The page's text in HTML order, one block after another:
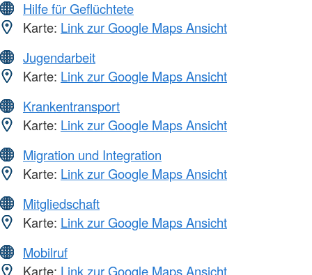
Hilfe für Geflüchtete
Karte: Link zur Google Maps Ansicht
Jugendarbeit
Karte: Link zur Google Maps Ansicht
Krankentransport
Karte: Link zur Google Maps Ansicht
Migration und Integration
Karte: Link zur Google Maps Ansicht
Mitgliedschaft
Karte: Link zur Google Maps Ansicht
Mobilruf
Karte: Link zur Google Maps Ansicht